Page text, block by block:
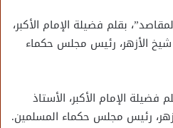
بقلم فضيلة الإمام الأكبر،
شيخ الأزهر، رئيس مجلس حكماء
فضيلة الإمام الأكبر، الأستاذ
رئيس مجلس حكماء المسلمين.